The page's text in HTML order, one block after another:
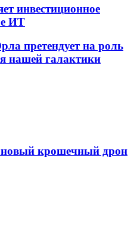
инвестиционное
ИТ
претендует на роль
нашей галактики
новый крошечный дрон